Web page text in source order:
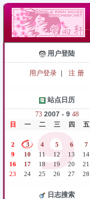
用户登陆
用户登录 | 注 册
站点日历
73 2007 - 9 48
日
一 二 三 四 五
2
3 4 5 6 7
9
10 11 12 13 14
16
17 18 19 20 21
23
24 25 26 27 28
日志搜索